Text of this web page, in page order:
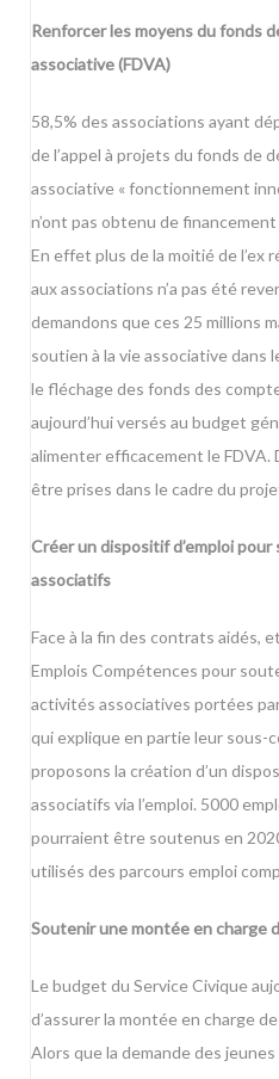
Renforcer les moyens du fonds
associative (FDVA)
58,5% des associations ayant
de l’appel à projets du fonds de
associative « fonctionnement
n’ont pas obtenu de
En effet plus de la moitié de l’ex
aux associations n’a pas été
demandons que ces 25 millions
soutien à la vie associative dans
le fléchage des fonds des
aujourd’hui versés au budget
alimenter efficacement le FDVA.
être prises dans le cadre du
Créer un dispositif d’emploi
associatifs
Face à la fin des contrats aidés,
Emplois Compétences pour
activités associatives portées
qui explique en partie leur sous-
proposons la création d’un
associatifs via l’emploi. 5000
pourraient être soutenus en
utilisés des parcours emploi
Soutenir une montée en charge
Le budget du Service Civique
d’assurer la montée en charge
Alors que la demande des